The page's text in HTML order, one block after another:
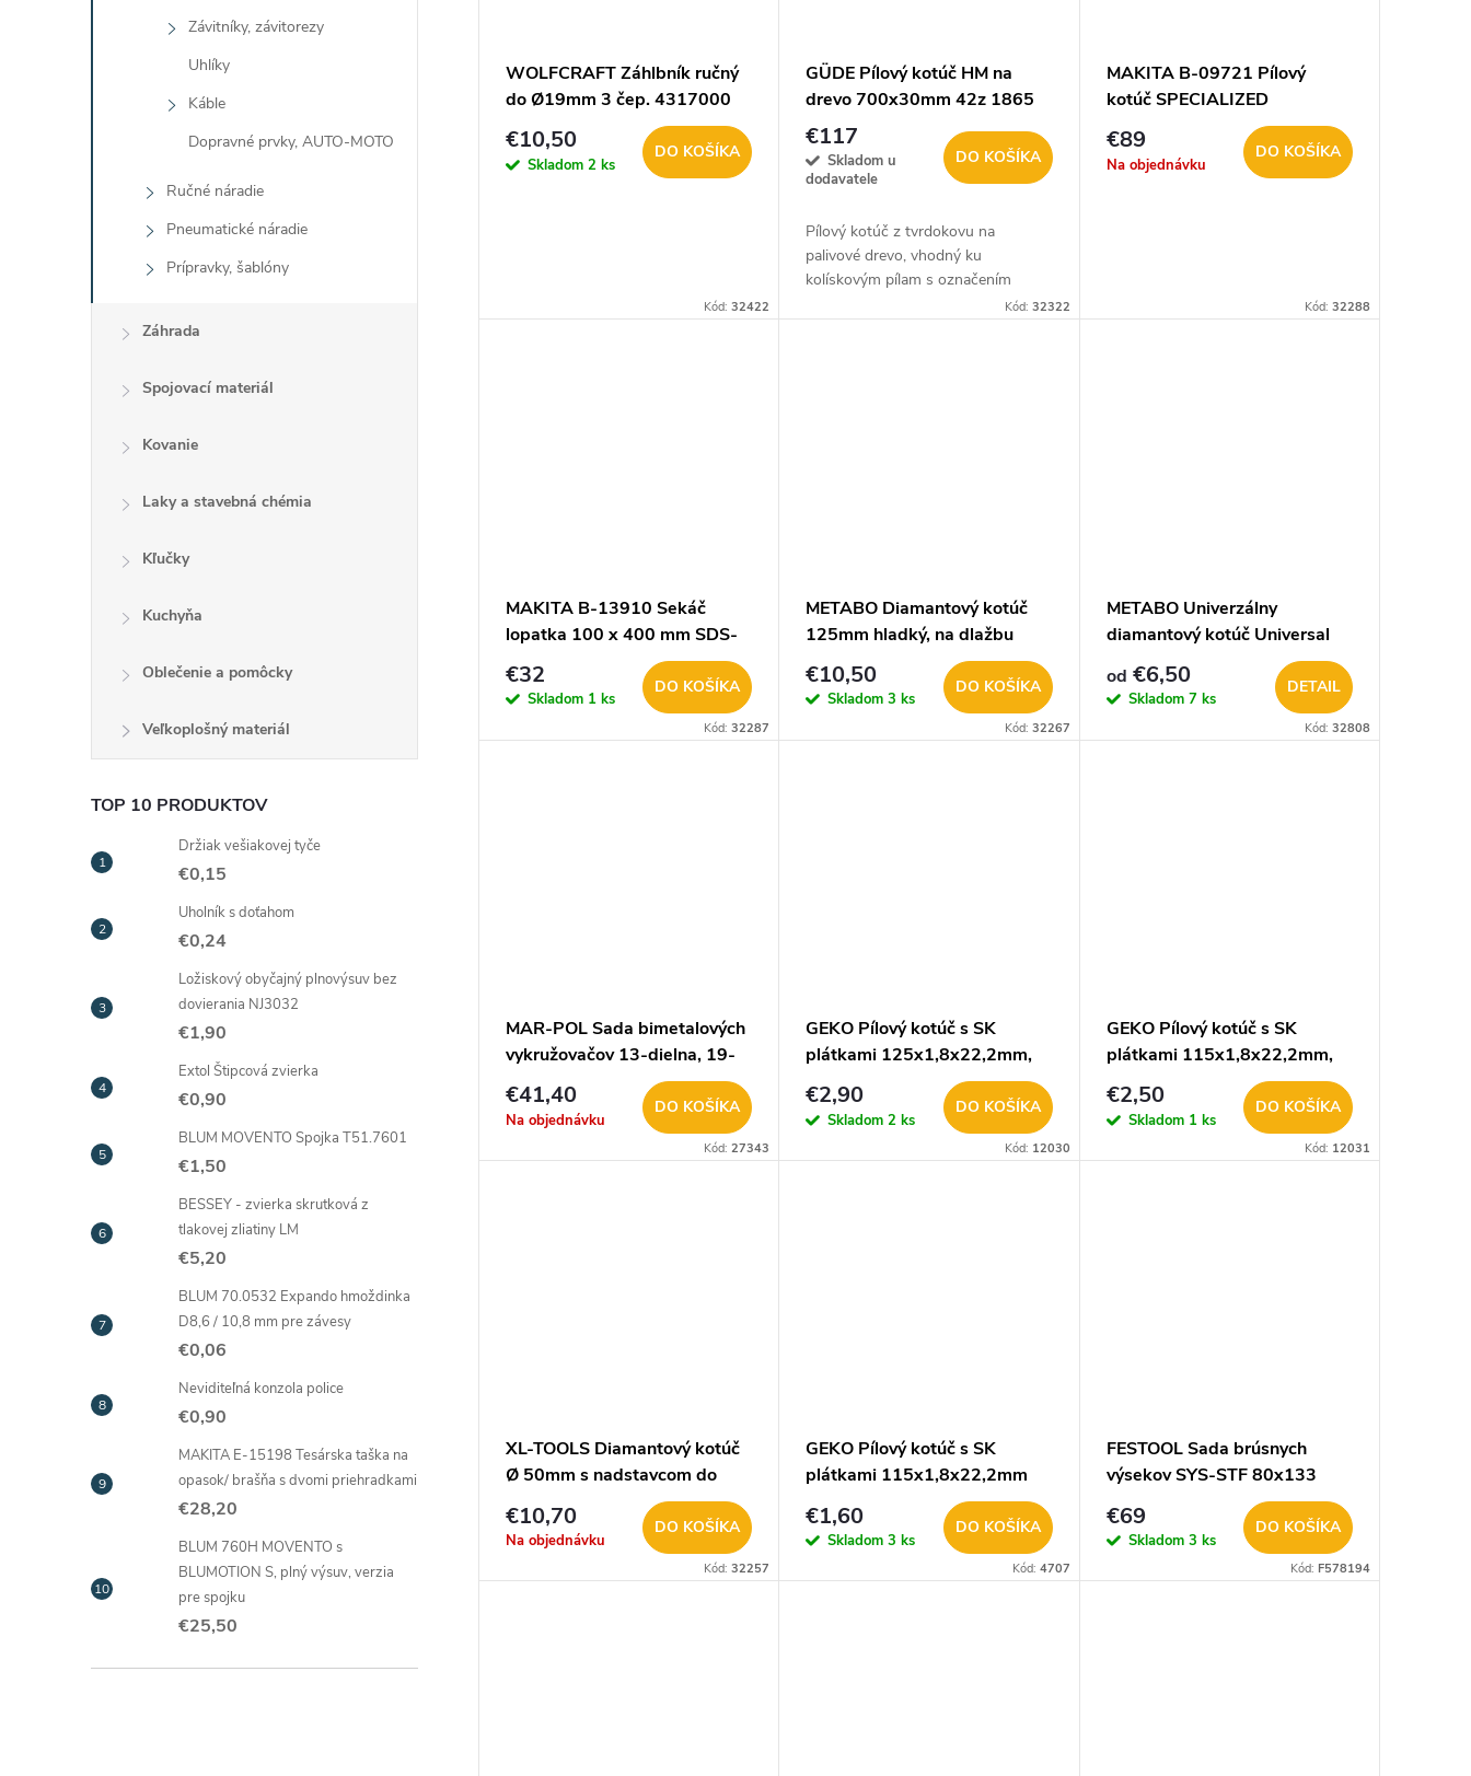
Závitníky, závitorezy
Uhlíky
Káble
Dopravné prvky, AUTO-MOTO
Ručné náradie
Pneumatické náradie
Prípravky, šablóny
Záhrada
Spojovací materiál
Kovanie
Laky a stavebná chémia
Kľučky
Kuchyňa
Oblečenie a pomôcky
Veľkoplošný materiál
TOP 10 PRODUKTOV
Držiak vešiakovej tyče
€0,15
Uholník s doťahom
€0,24
Ložiskový obyčajný plnovýsuv bez
dovierania NJ3032
€1,90
Extol Štipcová zvierka
€0,90
BLUM MOVENTO Spojka T51.7601
€1,50
BESSEY - zvierka skrutková z
tlakovej zliatiny LM
€5,20
BLUM 70.0532 Expando hmoždinka
D8,6 / 10,8 mm pre závesy
€0,06
Neviditeľná konzola police
€0,90
MAKITA E-15198 Tesárska taška na
opasok/ brašňa s dvomi priehradkami
€28,20
BLUM 760H MOVENTO s
BLUMOTION S, plný výsuv, verzia
pre spojku
€25,50
WOLFCRAFT Záhlbník ručný
do Ø19mm 3 čep. 4317000
€10,50
Skladom 2 ks
DO KOŠÍKA
Kód:32422
GÜDE Pílový kotúč HM na
drevo 700x30mm 42z 1865
€117
Skladom u
dodavatele
DO KOŠÍKA
Pílový kotúč z tvrdokovu na
palivové drevo, vhodný ku
kolískovým pílam s označením
tovaru 1846, 1870, 1840, 1714,
Kód: 32322
MAKITA B-09721 Pílový
kotúč SPECIALIZED
300x30mm 80z na hliník
€89
Na objednávku
DO KOŠÍKA
Kód: 32288
MAKITA B-13910 Sekáč
lopatka 100 x 400 mm SDS-
MAX
€32
Skladom 1 ks
DO KOŠÍKA
Kód:32287
METABO Diamantový kotúč
125mm hladký, na dlažbu
628556000
€10,50
Skladom3 ks
DO KOŠÍKA
Kód: 32267
METABO Univerzálny
diamantový kotúč Universal
Turbo
od €6,50
Skladom 7 ks
DETAIL
Kód: 32808
MAR-POL Sada bimetalových
vykružovačov 13-dielna, 19-
64 mm M22573
€41,40
Na objednávku
DO KOŠÍKA
Kód:27343
GEKO Pílový kotúč s SK
plátkami 125x1,8x22,2mm,
zuby 40, G00107
€2,90
Skladom2 ks
DO KOŠÍKA
Kód: 12030
GEKO Pílový kotúč s SK
plátkami 115x1,8x22,2mm,
zuby 40, G00101
€2,50
Skladom 1 ks
DO KOŠÍKA
Kód: 12031
XL-TOOLS Diamantový kotúč
Ø 50mm s nadstavcom do
uhlovej brúsky 2.WOW91
€10,70
Na objednávku
DO KOŠÍKA
Kód:32257
GEKO Pílový kotúč s SK
plátkami 115x1,8x22,2mm
24 zubov G00100
€1,60
Skladom3 ks
DO KOŠÍKA
Kód: 4707
FESTOOL Sada brúsnych
výsekov SYS-STF 80x133
GR-Set P 578194
€69
Skladom 3 ks
DO KOŠÍKA
Kód: F578194